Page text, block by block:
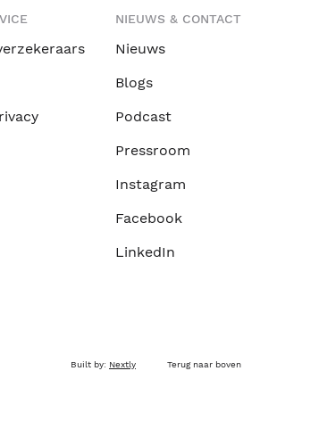
NIEUWS & CONTACT
Nieuws
Blogs
Podcast
Pressroom
Instagram
Facebook
LinkedIn
Built by: Nextly Terug naar boven